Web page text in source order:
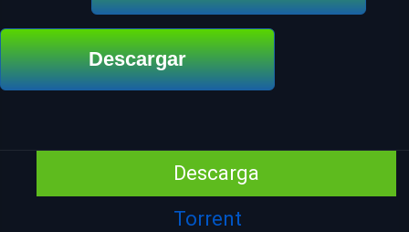
Descargar
Descarga
Torrent